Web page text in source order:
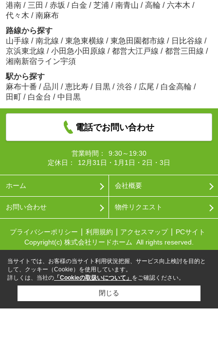
港南 / 三田 / 赤坂 / 白金 / 芝浦 / 南青山 / 高輪 / 六本木 /
代々木 / 南麻布
路線から探す
山手線 / 南北線 / 東急東横線 / 東急田園都市線 / 日比谷線 /
京浜東北線 / 小田急小田原線 / 都営大江戸線 / 都営三田線 /
湘南新宿ライン宇須
駅から探す
麻布十番 / 品川 / 恵比寿 / 目黒 / 渋谷 / 広尾 / 白金高輪 /
田町 / 白金台 / 中目黒
電話でお問い合わせ
営業時間：
9:30～19:30
定休日：
12月31日・1月1日・2日・3日
ホーム 会社概要
お問い合わせ 物件リクエスト
プライバシーポリシー 利用規約 アクセスマップ
PCサイト
Copyright(c) 株式会社リードホーム All rights reserved.
当サイトでは、お客様の当サイト利用状況把握、サービス向上検討を目的と
して、クッキー（Cookie）を使用しています。
詳しくは、当社の 「Cookieの取扱いについて」 をご確認ください。
閉じる